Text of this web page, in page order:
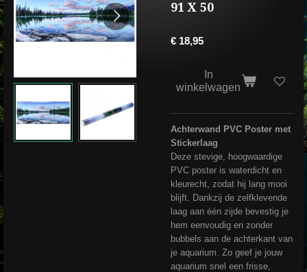
91 X 50
€ 18,95
In
winkelwagen
Achterwand PVC Poster met
Stickerlaag
Deze stevige, hoogwaardige
PVC poster is waterdicht en
kleurecht, zodat hij lang mooi
blijft. Dankzij de zelfklevende
laag aan één zijde bevestig je
hem eenvoudig en zonder
bubbels aan de achterkant van
je aquarium. Zo geef je jouw
aquarium snel een frisse,